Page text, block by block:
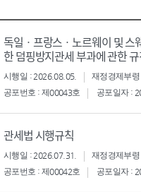
독일ㆍ프랑스ㆍ노르웨이 및 스
한 덤핑방지관세 부과에 관한
시행일 : 2026.08.05.
재정경제부령
공포번호 : 제00043호
공포일자 :
관세법 시행규칙
시행일 : 2026.07.31.
재정경제부령
공포번호 : 제00042호
공포일자 :